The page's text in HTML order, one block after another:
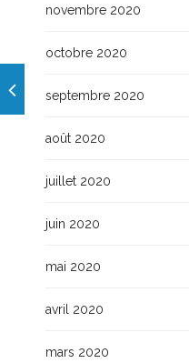
novembre 2020
octobre 2020
septembre 2020
août 2020
juillet 2020
juin 2020
mai 2020
avril 2020
mars 2020